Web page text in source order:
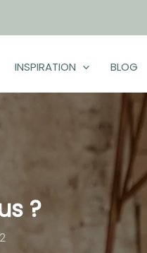
INSPIRATION BLOG
?